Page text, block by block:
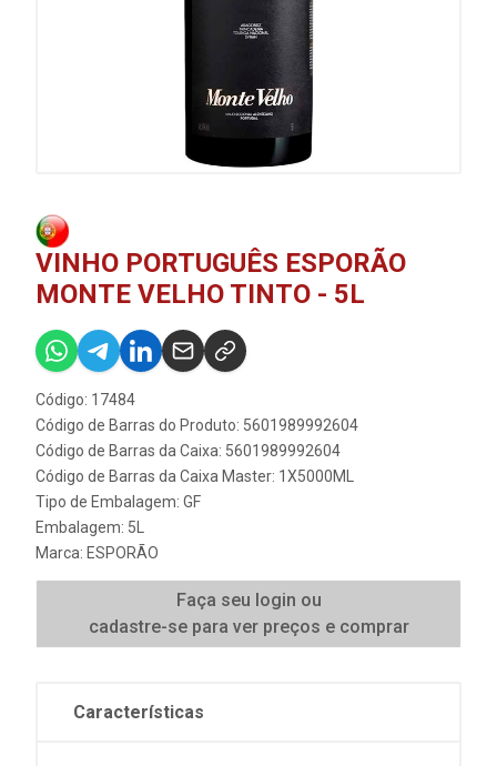
VINHO PORTUGUÊS ESPORÃO
MONTE VELHO TINTO - 5L
Código: 17484
Código de Barras do Produto: 5601989992604
Código de Barras da Caixa: 5601989992604
Código de Barras da Caixa Master: 1X5000ML
Tipo de Embalagem: GF
Embalagem: 5L
Marca: ESPORÃO
Faça seu login ou
cadastre-se para ver preços e comprar
Características